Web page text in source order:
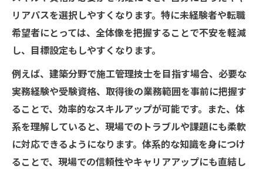
リアパスを選択しやすくなります。特に未経験者や転職
希望者にとっては、全体像を把握することで不安を軽減
し、目標設定もしやすくなります。
例えば、建築分野で施工管理技士を目指す場合、必要な
実務経験や受験資格、取得後の業務範囲を事前に把握す
ることで、効率的なスキルアップが可能です。また、体
系を理解していると、現場でのトラブルや課題にも柔軟
に対応できるようになります。体系的な知識を身につけ
ることで、現場での信頼性やキャリアアップにも直結し